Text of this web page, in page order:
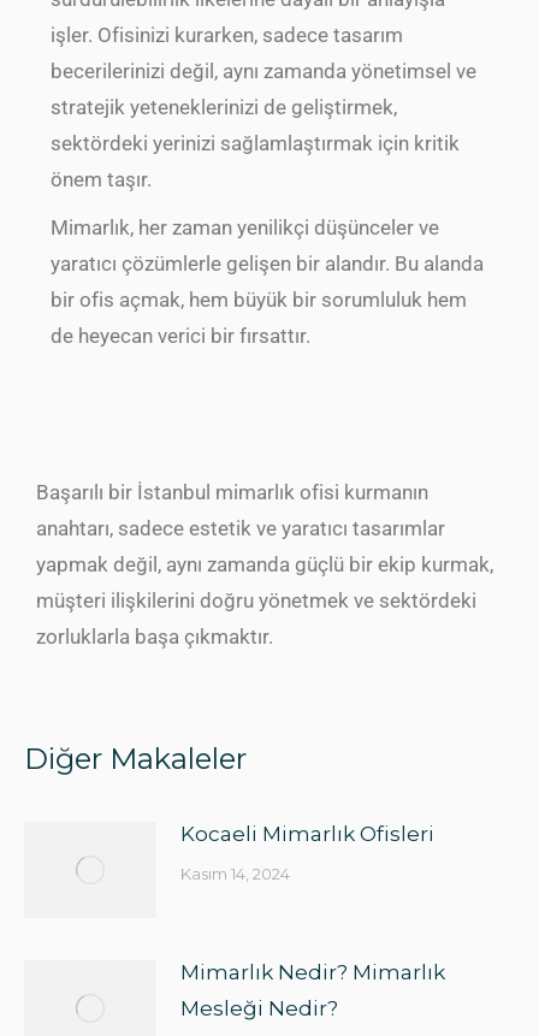
işler. Ofisinizi kurarken, sadece tasarım
becerilerinizi değil, aynı zamanda yönetimsel ve
stratejik yeteneklerinizi de geliştirmek,
sektördeki yerinizi sağlamlaştırmak için kritik
önem taşır.
Mimarlık, her zaman yenilikçi düşünceler ve
yaratıcı çözümlerle gelişen bir alandır. Bu alanda
bir ofis açmak, hem büyük bir sorumluluk hem
de heyecan verici bir fırsattır.
Başarılı bir İstanbul mimarlık ofisi kurmanın
anahtarı, sadece estetik ve yaratıcı tasarımlar
yapmak değil, aynı zamanda güçlü bir ekip kurmak,
müşteri ilişkilerini doğru yönetmek ve sektördeki
zorluklarla başa çıkmaktır.
Diğer Makaleler
Kocaeli Mimarlık Ofisleri
Kasım 14, 2024
Mimarlık Nedir? Mimarlık
Mesleği Nedir?